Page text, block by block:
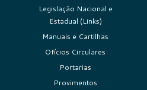
Legislação Nacional e
Estadual (Links)
Manuais e Cartilhas
Ofícios Circulares
Portarias
Provimentos